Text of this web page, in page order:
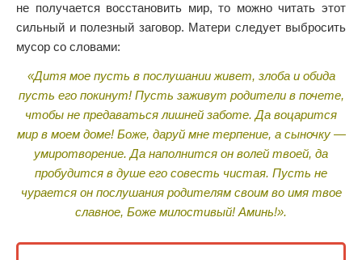
не получается восстановить мир, то можно читать этот
сильный и полезный заговор. Матери следует выбросить
мусор со словами:
«Дитя мое пусть в послушании живет, злоба и обида
пусть его покинут! Пусть заживут родители в почете,
чтобы не предаваться лишней заботе. Да воцарится
мир в моем доме! Боже, даруй мне терпение, а сыночку —
умиротворение. Да наполнится он волей твоей, да
пробудится в душе его совесть чистая. Пусть не
чурается он послушания родителям своим во имя твое
славное, Боже милостивый! Аминь!».